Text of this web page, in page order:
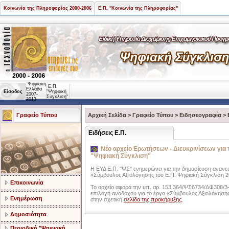
Κοινωνία της Πληροφορίας 2000-2006 Ε.Π. "Κοινωνία της Πληροφορίας"
Είσοδος
Ψηφιακή
Ελλάδα
2007-
2013
Ε.Π.
"Ψηφιακή
Σύγκλιση"
Γραφείο Τύπου
Επικοινωνία
Ενημέρωση
Δημοσιότητα
Αρχική Σελίδα > Γραφείο Τύπου > Ειδησεογραφία >
Ειδήσεις Ε.Π.
Νέο αρχείο Ερωτήσεων - Διευκρινίσεων
"Ψηφιακή Σύγκλιση"
Η ΕΥΔ Ε.Π. "ΨΣ" ενημερώνει για την δημοσίευση
«Σύμβουλος Αξιολόγησης του Ε.Π. Ψηφιακή Σύγκλιση
Το αρχείο αφορά την υπ. αρ. 153.364/ΨΣ6734/ΔΦ308/
επιλογή αναδόχου για το έργο «Σύμβουλος
στην σχετική σελίδα της προκήρυξης